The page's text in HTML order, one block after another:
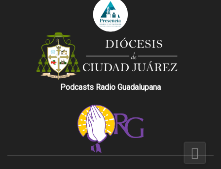
Podcasts Radio Guadalupana